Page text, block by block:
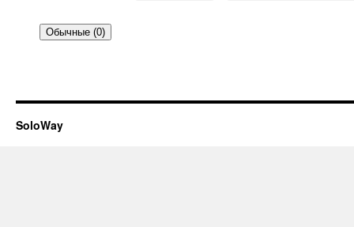
Обычные (0)
Добавить комментарий
SoloWay